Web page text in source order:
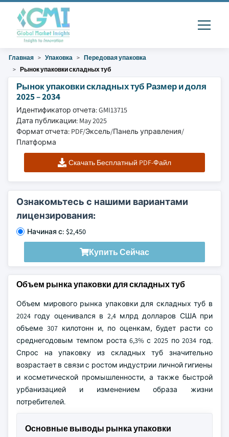
Главная Упаковка
Передовая упаковка
Рынок упаковки складных туб
Рынок упаковки складных туб Размер и доля
2025 – 2034
Идентификатор отчета: GMI13715
Дата публикации: May 2025
Формат отчета: PDF/Эксель/Панель управления/
Платформа
Скачать Бесплатный PDF-Файл
Ознакомьтесь с нашими вариантами
лицензирования:
Начиная с: $2,450
Купить Сейчас
Объем рынка упаковки для складных туб
Объем мирового рынка упаковки для складных туб в
2024 году оценивался в 2,4 млрд долларов США при
объеме 307 килотонн и, по оценкам, будет расти со
среднегодовым темпом роста 6,3% с 2025 по 2034 год.
Спрос на упаковку из складных туб значительно
возрастает в связи с ростом индустрии личной гигиены
и косметической промышленности, а также быстрой
урбанизацией и изменением образа жизни
потребителей.
Основные выводы рынка упаковки